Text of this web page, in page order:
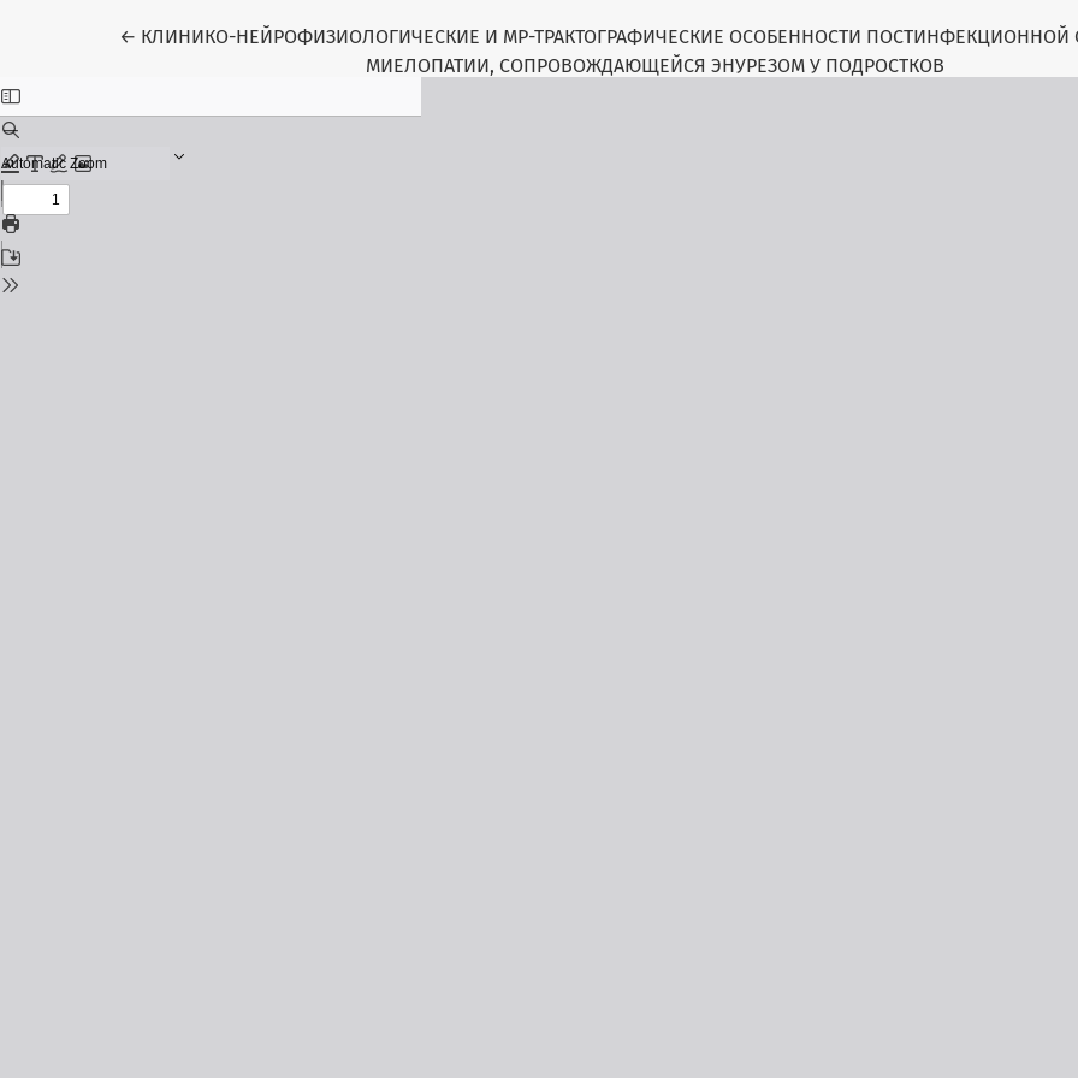
← Return to Article Details
КЛИНИКО-НЕЙРОФИЗИОЛОГИЧЕСКИЕ И МР-ТРАКТОГРАФИЧЕСКИЕ ОСОБЕННОСТИ ПОСТИНФЕКЦИОННОЙ
МИЕЛОПАТИИ, СОПРОВОЖДАЮЩЕЙСЯ ЭНУРЕЗОМ У ПОДРОСТКОВ